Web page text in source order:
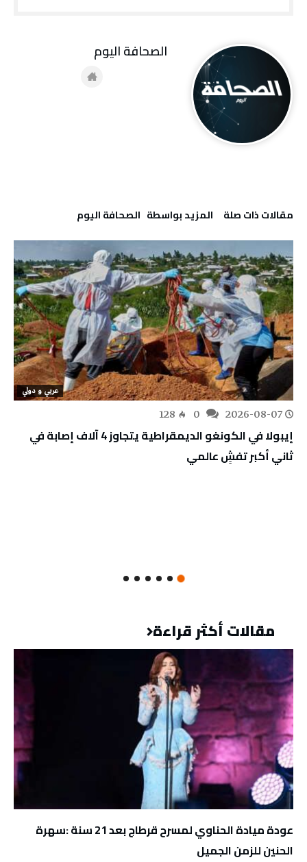
‫مقالات ذات صلة‬ ‫‫المزيد بواسطة‬ ‬ ‭ ‬الصحافة‭ ‬اليوم
عربي و دولي
2026-08-07
128
إيبولا في الكونغو الديمقراطية يتجاوز 4 آلاف إصابة في
ثاني أكبر تفشٍ عالمي
مقالات أكثر قراءة
عودة ميادة الحناوي لمسرح قرطاج بعد 21 سنة :سهرة
الحنين للزمن الجميل